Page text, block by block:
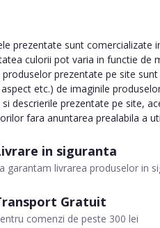
in siguranta
garantam livrarea produselor in
Gratuit
comenzi de peste 300 lei
prezentate sunt comercializate
culorii pot varia in functie de
produselor prezentate pe site
etc.) de imaginile
si descrierile prezentate pe site,
fara anuntarea prealabila a